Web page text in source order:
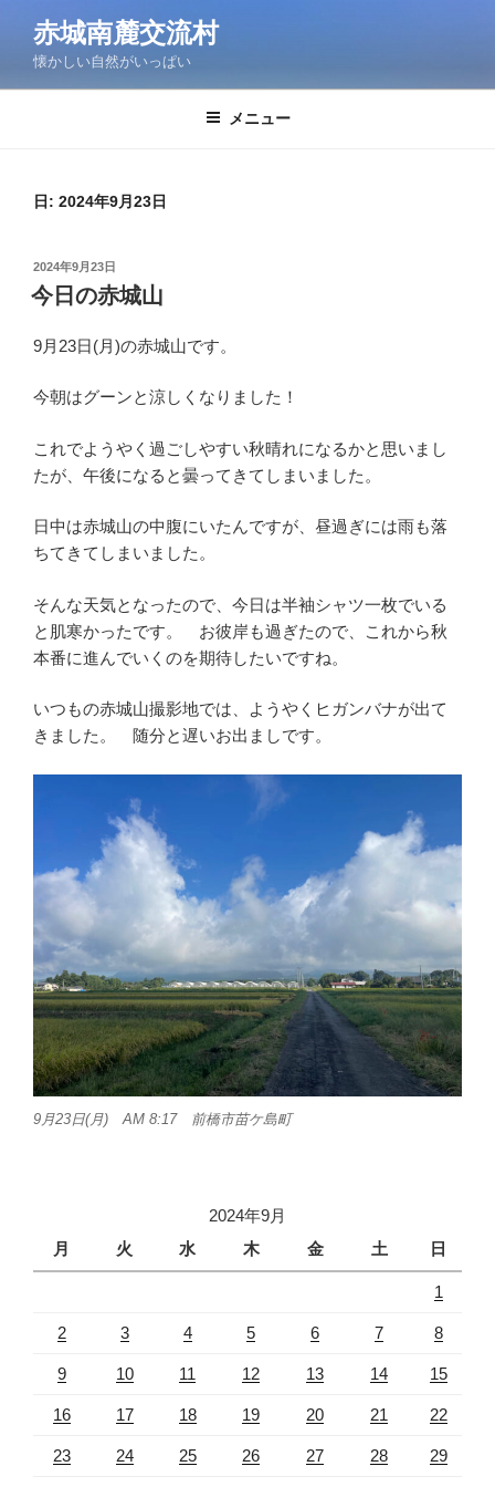
ン
赤城南麓交流村
懐かしい自然がいっぱい
メニュー
日: 2024年9月23日
投
稿
日:
2024年9月23日
今日の赤城山
9月23日(月)の赤城山です。
今朝はグーンと涼しくなりました！
これでようやく過ごしやすい秋晴れになるかと思いまし
たが、午後になると曇ってきてしまいました。
日中は赤城山の中腹にいたんですが、昼過ぎには雨も落
ちてきてしまいました。
そんな天気となったので、今日は半袖シャツ一枚でいる
と肌寒かったです。 お彼岸も過ぎたので、これから秋
本番に進んでいくのを期待したいですね。
いつもの赤城山撮影地では、ようやくヒガンバナが出て
きました。 随分と遅いお出ましです。
9月23日(月) AM 8:17 前橋市苗ケ島町
2024年9月
月
火 水 木 金 土 日
1
2 3 4 5 6 7 8
9 10 11 12 13 14 15
16 17 18 19 20 21 22
23 24 25 26 27 28 29